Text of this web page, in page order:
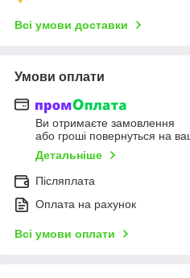
Всі умови доставки
Умови оплати
Ви отримаєте замовлення
або гроші повернуться на
Детальніше
Післяплата
Оплата на рахунок
Всі умови оплати